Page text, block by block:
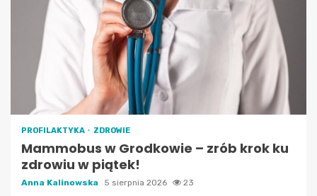
PROFILAKTYKA ZDROWIE
Mammobus w Grodkowie – zrób krok ku
zdrowiu w piątek!
Anna Kalinowska 5 sierpnia 2026 23